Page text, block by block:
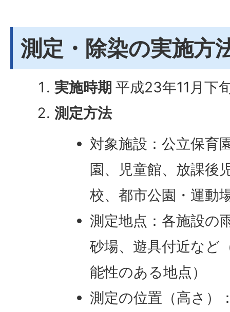
測定・除染の実施方
実施時期 平成23年11月下
測定方法
対象施設：公立保育
園、児童館、放課後
校、都市公園・運動
測定地点：各施設の
砂場、遊具付近など
能性のある地点）
測定の位置（高さ）